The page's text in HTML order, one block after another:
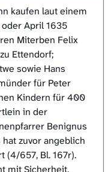
kaufen laut einem
April 1635
Miterben Felix
Ettendorf;
sowie Hans
für Peter
Kindern für 400
in der
Benignus
zuvor angeblich
(4/657, Bl. 167r).
mit Sicherheit,